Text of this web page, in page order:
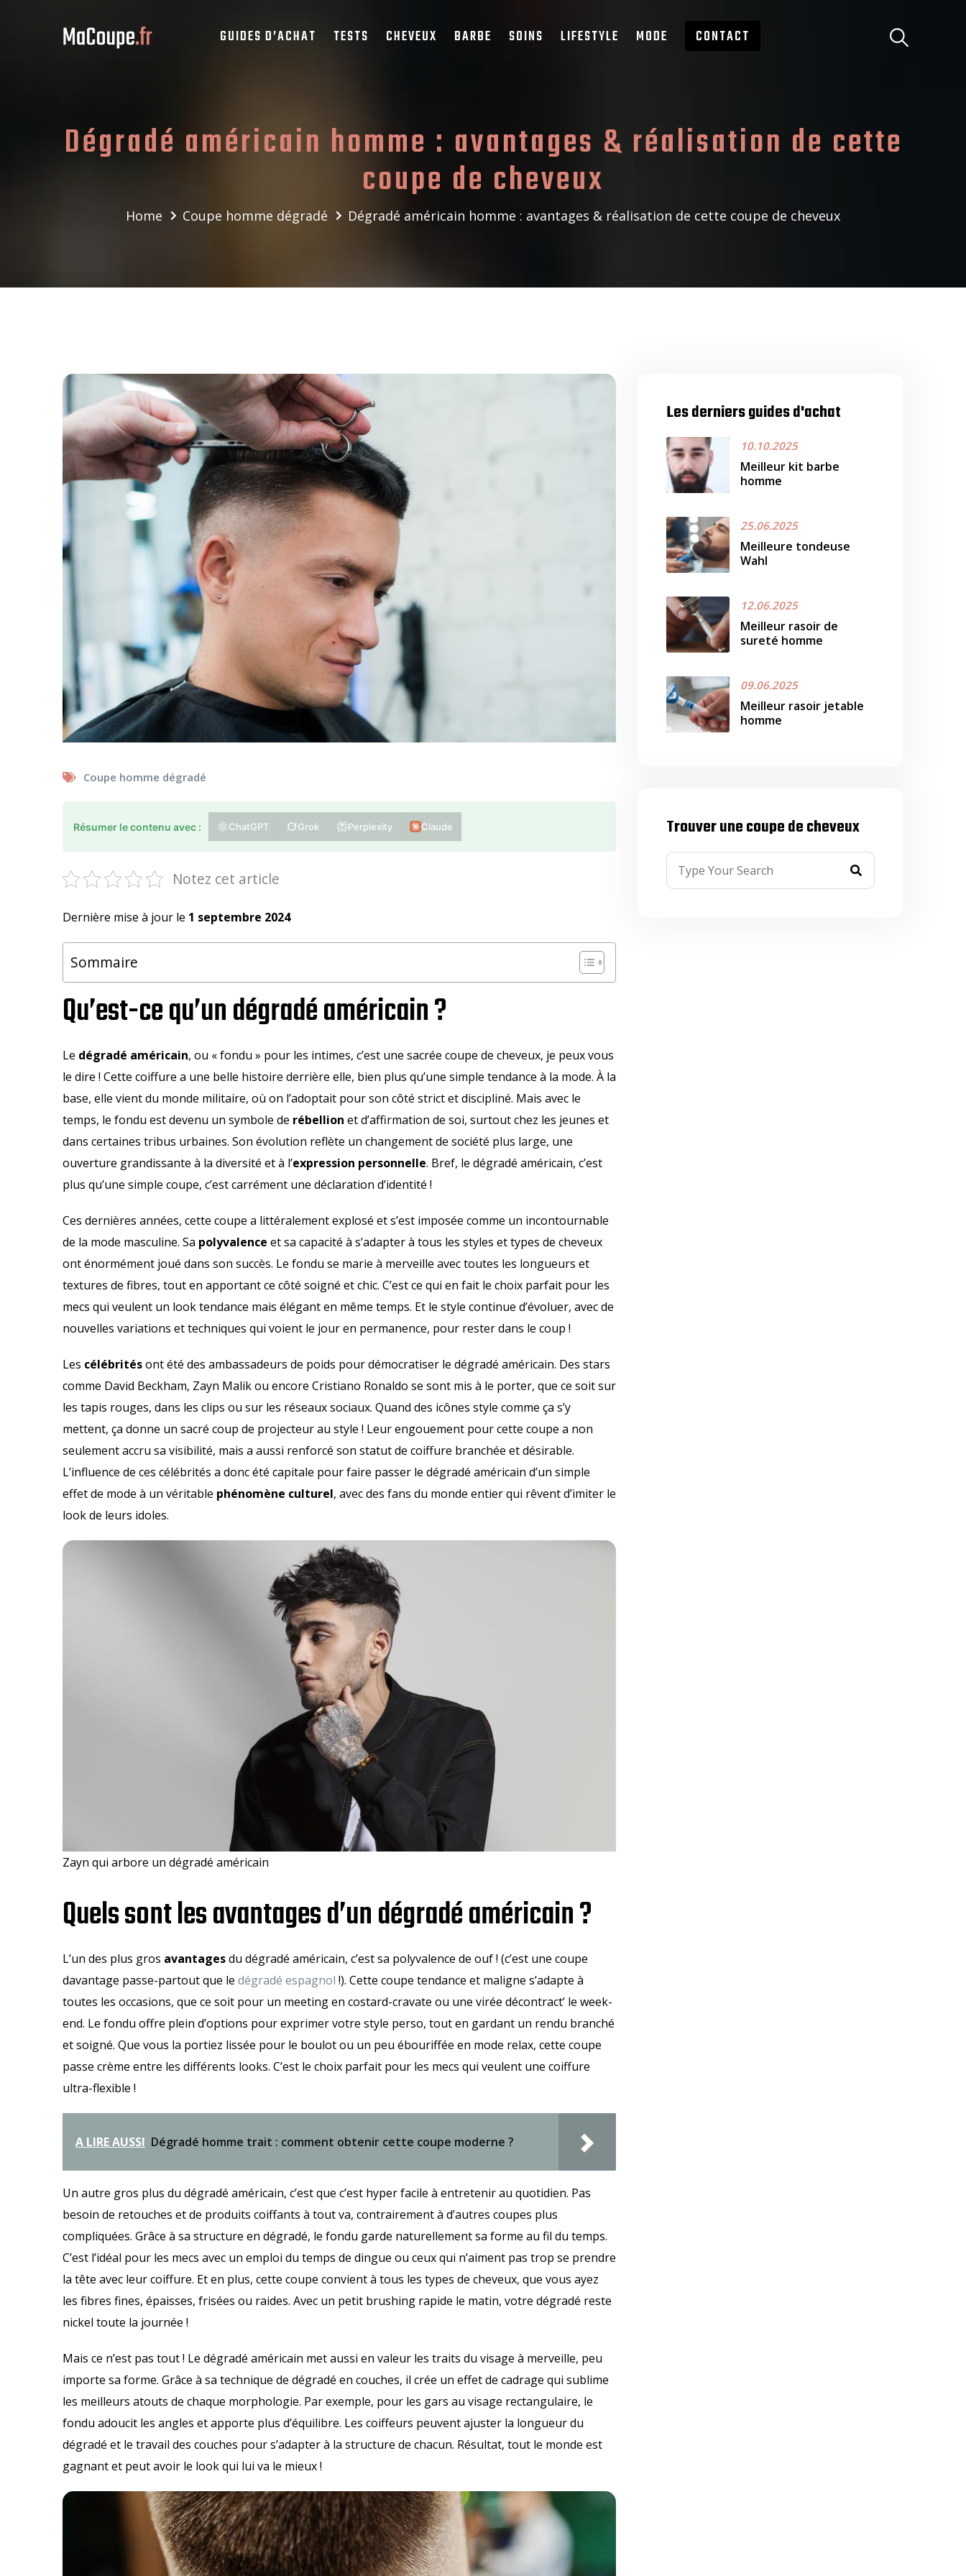
GUIDES D’ACHAT TESTS CHEVEUX BARBE SOINS LIFESTYLE MODE CONTACT
Dégradé américain homme : avantages & réalisation de cette
coupe de cheveux
Home Coupe homme dégradé Dégradé américain homme : avantages & réalisation de cette coupe de cheveux
Coupe homme dégradé
Résumer le contenu avec : ChatGPT Grok Perplexity Claude
Notez cet article
Dernière mise à jour le 1 septembre 2024
Sommaire
Qu’est-ce qu’un dégradé américain ?
Le dégradé américain, ou « fondu » pour les intimes, c’est une sacrée coupe de cheveux, je peux vous
le dire ! Cette coiffure a une belle histoire derrière elle, bien plus qu’une simple tendance à la mode. À la
base, elle vient du monde militaire, où on l’adoptait pour son côté strict et discipliné. Mais avec le
temps, le fondu est devenu un symbole de rébellion et d’affirmation de soi, surtout chez les jeunes et
dans certaines tribus urbaines. Son évolution reflète un changement de société plus large, une
ouverture grandissante à la diversité et à l’expression personnelle. Bref, le dégradé américain, c’est
plus qu’une simple coupe, c’est carrément une déclaration d’identité !
Ces dernières années, cette coupe a littéralement explosé et s’est imposée comme un incontournable
de la mode masculine. Sa polyvalence et sa capacité à s’adapter à tous les styles et types de cheveux
ont énormément joué dans son succès. Le fondu se marie à merveille avec toutes les longueurs et
textures de fibres, tout en apportant ce côté soigné et chic. C’est ce qui en fait le choix parfait pour les
mecs qui veulent un look tendance mais élégant en même temps. Et le style continue d’évoluer, avec de
nouvelles variations et techniques qui voient le jour en permanence, pour rester dans le coup !
Les célébritésont été des ambassadeurs de poids pour démocratiser le dégradé américain. Des stars
comme David Beckham, Zayn Malik ou encore Cristiano Ronaldo se sont mis à le porter, que ce soit sur
les tapis rouges, dans les clips ou sur les réseaux sociaux. Quand des icônes style comme ça s’y
mettent, ça donne un sacré coup de projecteur au style ! Leur engouement pour cette coupe a non
seulement accru sa visibilité, mais a aussi renforcé son statut de coiffure branchée et désirable.
L’influence de ces célébrités a donc été capitale pour faire passer le dégradé américain d’un simple
effet de mode à un véritable phénomène culturel, avec des fans du monde entier qui rêvent d’imiter le
look de leurs idoles.
Zayn qui arbore un dégradé américain
Quels sont les avantages d’un dégradé américain ?
L’un des plus gros avantagesdu dégradé américain, c’est sa polyvalence de ouf ! (c’est une coupe
davantage passe-partout que le dégradé espagnol !). Cette coupe tendance et maligne s’adapte à
toutes les occasions, que ce soit pour un meeting en costard-cravate ou une virée décontract’ le week-
end. Le fondu offre plein d’options pour exprimer votre style perso, tout en gardant un rendu branché
et soigné. Que vous la portiez lissée pour le boulot ou un peu ébouriffée en mode relax, cette coupe
passe crème entre les différents looks. C’est le choix parfait pour les mecs qui veulent une coiffure
ultra-flexible !
A LIRE AUSSI Dégradé homme trait : comment obtenir cette coupe moderne ?
Un autre gros plus du dégradé américain, c’est que c’est hyper facile à entretenir au quotidien. Pas
besoin de retouches et de produits coiffants à tout va, contrairement à d’autres coupes plus
compliquées. Grâce à sa structure en dégradé, le fondu garde naturellement sa forme au fil du temps.
C’est l’idéal pour les mecs avec un emploi du temps de dingue ou ceux qui n’aiment pas trop se prendre
la tête avec leur coiffure. Et en plus, cette coupe convient à tous les types de cheveux, que vous ayez
les fibres fines, épaisses, frisées ou raides. Avec un petit brushing rapide le matin, votre dégradé reste
nickel toute la journée !
Mais ce n’est pas tout ! Le dégradé américain met aussi en valeur les traits du visage à merveille, peu
importe sa forme. Grâce à sa technique de dégradé en couches, il crée un effet de cadrage qui sublime
les meilleurs atouts de chaque morphologie. Par exemple, pour les gars au visage rectangulaire, le
fondu adoucit les angles et apporte plus d’équilibre. Les coiffeurs peuvent ajuster la longueur du
dégradé et le travail des couches pour s’adapter à la structure de chacun. Résultat, tout le monde est
gagnant et peut avoir le look qui lui va le mieux !
Les derniers guides d'achat
10.10.2025
Meilleur kit barbe
homme
25.06.2025
Meilleure tondeuse
Wahl
12.06.2025
Meilleur rasoir de
sureté homme
09.06.2025
Meilleur rasoir jetable
homme
Trouver une coupe de cheveux